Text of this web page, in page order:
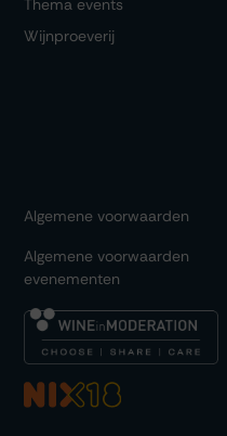
Thema events
Wijnproeverij
Algemene voorwaarden
Algemene voorwaarden
evenementen